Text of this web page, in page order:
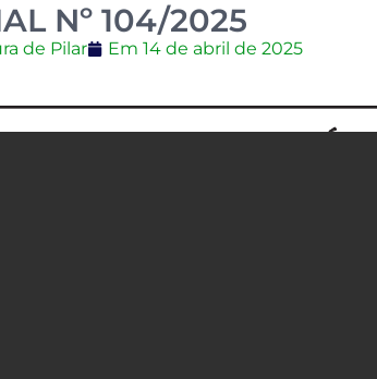
Nº 104/2025
de Pilar Em 14 de abril de 2025